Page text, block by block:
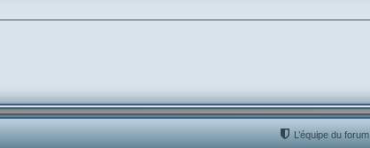
L’équipe du forum